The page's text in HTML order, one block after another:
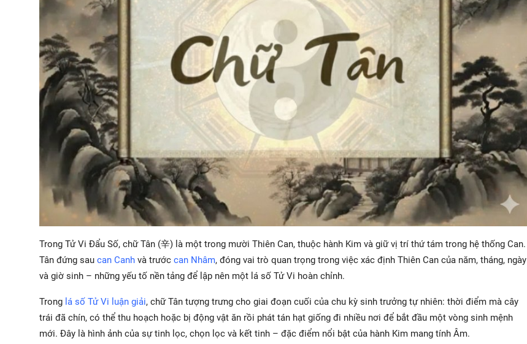
Trong Tử Vi Đẩu Số, chữ Tân (辛) là một trong mười Thiên Can, thuộc hành Kim và giữ vị trí thứ tám trong hệ thống Can.
Tân đứng sau can Canh và trước can Nhâm, đóng vai trò quan trọng trong việc xác định Thiên Can của năm, tháng, ngày
và giờ sinh – những yếu tố nền tảng để lập nên một lá số Tử Vi hoàn chỉnh.
Trong lá số Tử Vi luận giải, chữ Tân tượng trưng cho giai đoạn cuối của chu kỳ sinh trưởng tự nhiên: thời điểm mà cây
trái đã chín, có thể thu hoạch hoặc bị động vật ăn rồi phát tán hạt giống đi nhiều nơi để bắt đầu một vòng sinh mệnh
mới. Đây là hình ảnh của sự tinh lọc, chọn lọc và kết tinh – đặc điểm nổi bật của hành Kim mang tính Âm.